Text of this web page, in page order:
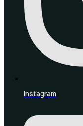
Instagram